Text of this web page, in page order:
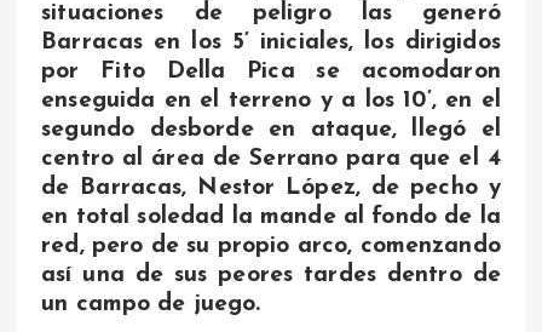
situaciones de peligro las generó
Barracas en los 5’ iniciales, los dirigidos
por Fito Della Pica se acomodaron
enseguida en el terreno y a los 10’, en el
segundo desborde en ataque, llegó el
centro al área de Serrano para que el 4
de Barracas, Nestor López, de pecho y
en total soledad la mande al fondo de la
red, pero de su propio arco, comenzando
así una de sus peores tardes dentro de
un campo de juego.